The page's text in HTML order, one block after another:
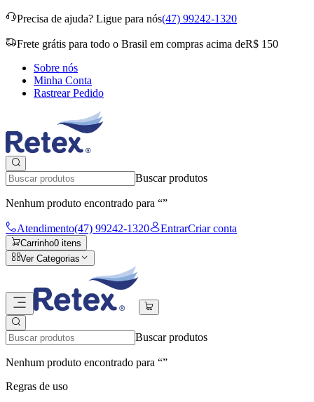
Precisa de ajuda? Ligue para nós(47) 99242-1320
Frete grátis para todo o Brasil em compras acima deR$ 150
Sobre nós
Minha Conta
Rastrear Pedido
Buscar produtos
Nenhum produto encontrado para “”
Atendimento(47) 99242-1320 EntrarCriar conta
Carrinho0 itens
Ver Categorias
Buscar produtos
Nenhum produto encontrado para “”
Regras de uso